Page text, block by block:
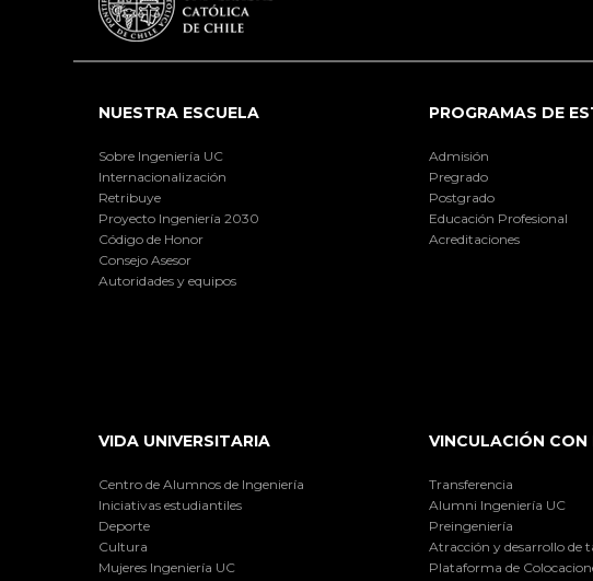
NUESTRA ESCUELA
Sobre Ingeniería UC
Internacionalización
Retribuye
Proyecto Ingeniería 2030
Código de Honor
Consejo Asesor
Autoridades y equipos
PROGRAMAS DE
Admisión
Pregrado
Postgrado
Educación Profesional
Acreditaciones
VIDA UNIVERSITARIA
Centro de Alumnos de Ingeniería
Iniciativas estudiantiles
Deporte
Cultura
Mujeres Ingeniería UC
VINCULACIÓN CON
Transferencia
Alumni Ingeniería UC
Preingeniería
Atracción y desarrollo de
Plataforma de